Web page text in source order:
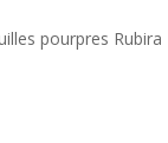
pourpres Rubira